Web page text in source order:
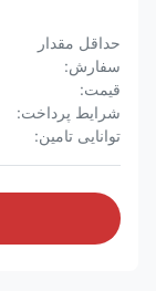
حداقل مقدار
سفارش:
قیمت:
شرایط پرداخت:
توانایی تامین: